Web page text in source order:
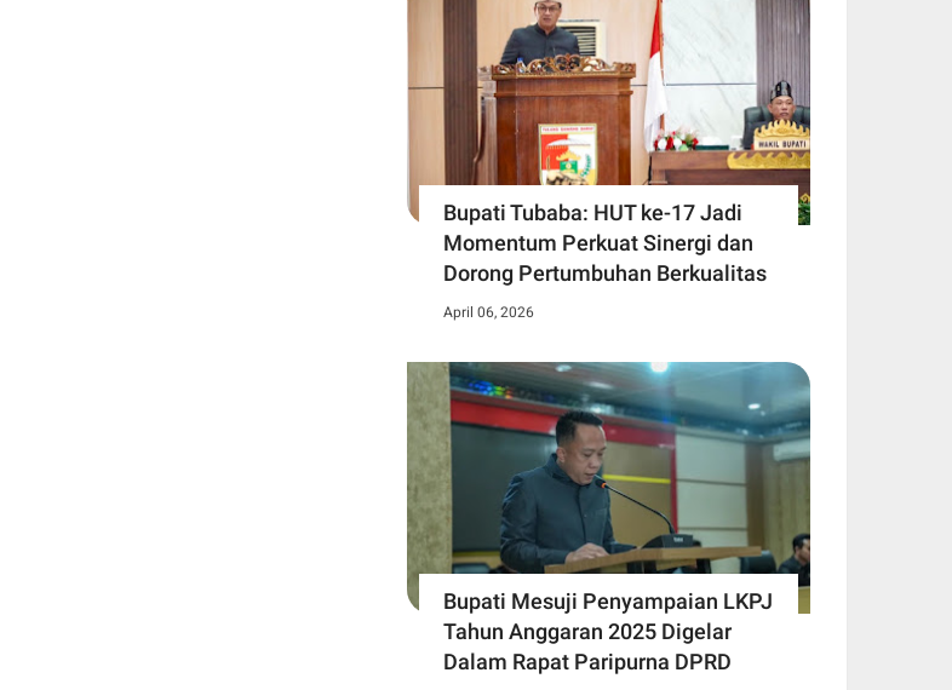
Bupati Tubaba: HUT ke-17 Jadi
Momentum Perkuat Sinergi dan
Dorong Pertumbuhan Berkualitas
April 06, 2026
Bupati Mesuji Penyampaian LKPJ
Tahun Anggaran 2025 Digelar
Dalam Rapat Paripurna DPRD